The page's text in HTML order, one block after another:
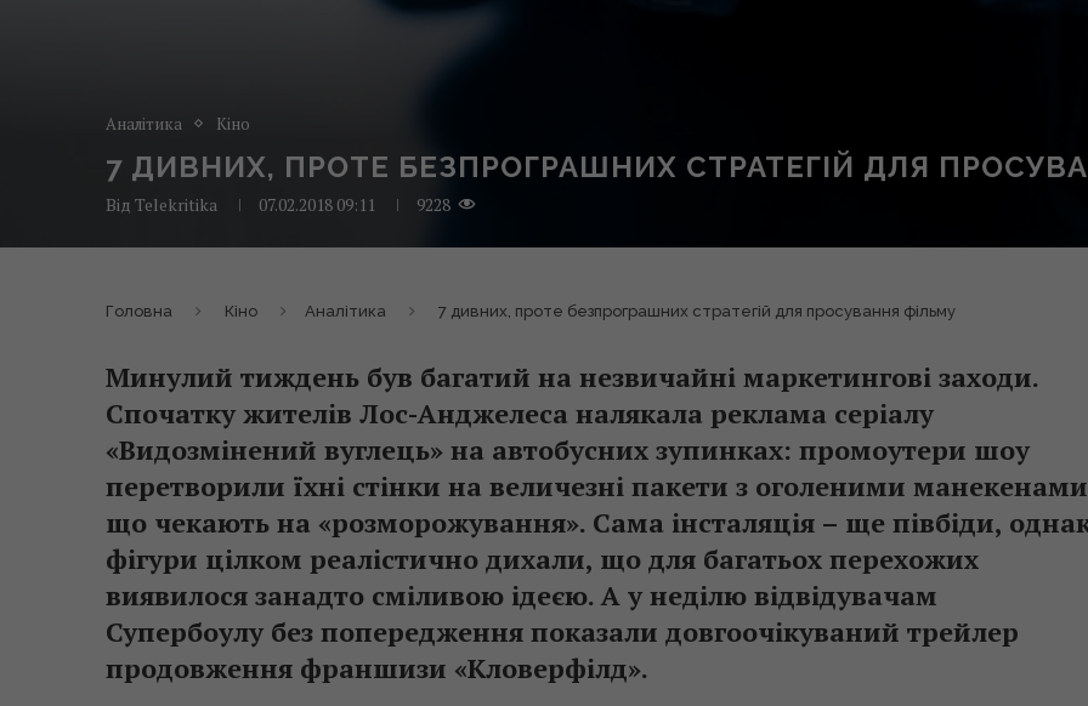
Аналітика Кіно
7 ДИВНИХ, ПРОТЕ БЕЗПРОГРАШНИХ СТРАТЕГІЙ ДЛЯ
Від Telekritika 07.02.2018 09:11 9228
Головна Кіно Аналітика 7 дивних, проте безпрограшних стратегій для просування фільму
Минулий тиждень був багатий на незвичайні маркетингові заходи.
Спочатку жителів Лос-Анджелеса налякала реклама серіалу
«Видозмінений вуглець» на автобусних зупинках: промоутери шоу
перетворили їхні стінки на величезні пакети з оголеними
що чекають на «розморожування». Сама інсталяція – ще півбіди,
фігури цілком реалістично дихали, що для багатьох перехожих
виявилося занадто сміливою ідеєю. А у неділю відвідувачам
Супербоулу без попередження показали довгоочікуваний трейлер
продовження франшизи «Кловерфілд».